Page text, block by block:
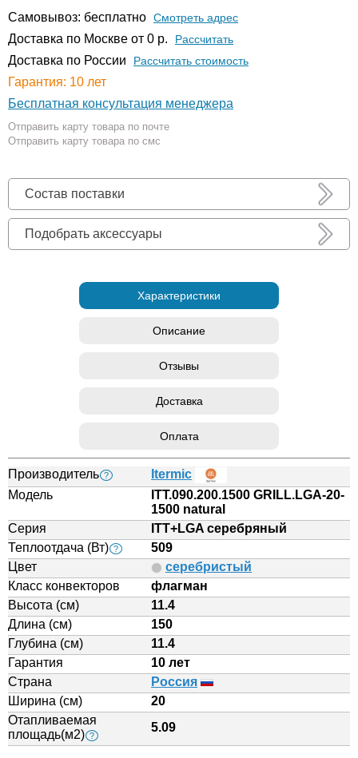
Самовывоз: бесплатно Смотреть адрес
Доставка по Москве от 0 р. Расcчитать
Доставка по России Рассчитать стоимость
Гарантия: 10 лет
Бесплатная консультация менеджера
Отправить карту товара по почте
Отправить карту товара по смс
Состав поставки
Подобрать аксессуары
Характеристики
Описание
Отзывы
Доставка
Оплата
Производитель ?
Itermic
Модель
ITT.090.200.1500 GRILL.LGA-20-
1500 natural
Серия
ITT+LGA серебряный
Теплоотдача (Вт) ?
509
Цвет
серебристый
Класс конвекторов
флагман
Высота (см)
11.4
Длина (см)
150
Глубина (см)
11.4
Гарантия
10 лет
Страна
Россия
Ширина (см)
20
Отапливаемая
площадь(м2) ?
5.09